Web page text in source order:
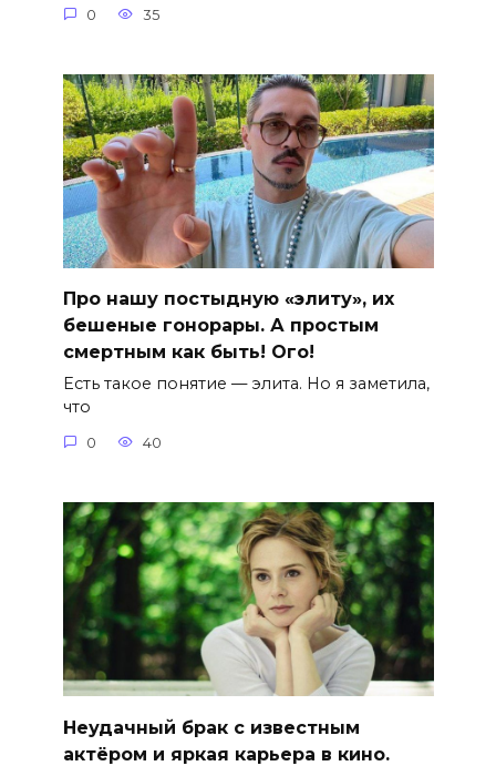
0 35
Про нашу постыдную «элиту», их
бешеные гонорары. А простым
смертным как быть! Ого!
Есть такое понятие — элита. Но я заметила,
что
0 40
Неудачный брак с известным
актёром и яркая карьера в кино.